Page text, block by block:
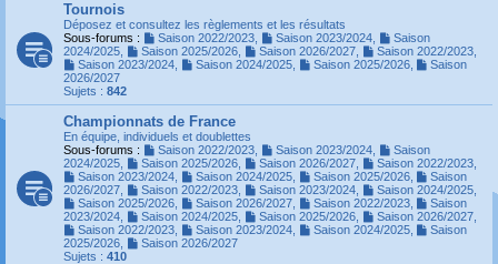
Tournois
Déposez et consultez les règlements et les résultats
Sous-forums :
Saison 2022/2023, Saison 2023/2024,
Saison
2024/2025
Saison 2025/2026, Saison 2026/2027, Saison 2022/2023,
Saison 2023/2024, Saison 2024/2025, Saison 2025/2026,
Saison
2026/2027
Sujets : 842
Championnats de France
En équipe, individuels et doublettes
Sous-forums :
Saison 2022/2023, Saison 2023/2024,
Saison
2024/2025
Saison 2025/2026, Saison 2026/2027, Saison 2022/2023,
Saison 2023/2024, Saison 2024/2025, Saison 2025/2026,
Saison
2026/2027
Saison 2022/2023, Saison 2023/2024, Saison 2024/2025,
Saison 2025/2026, Saison 2026/2027, Saison 2022/2023,
Saison
2023/2024
Saison 2024/2025, Saison 2025/2026, Saison 2026/2027,
Saison 2022/2023, Saison 2023/2024, Saison 2024/2025,
Saison
2025/2026
Saison 2026/2027
Sujets : 410